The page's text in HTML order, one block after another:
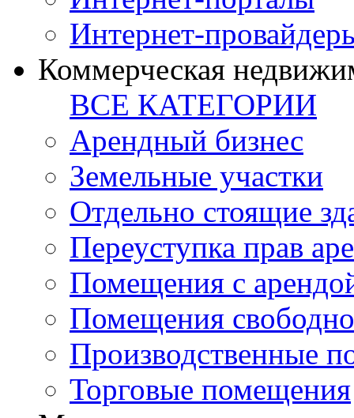
Интернет-
Коммерческая
ВСЕ КАТЕГОРИИ
Арендный бизнес
Земельные участки
Отдельно стоящие
Переуступка прав
Помещения с
Помещения
Производственные
Торговые помещения